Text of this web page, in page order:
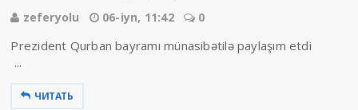
zeferyolu 06-iyn, 11:42 0
Prezident Qurban bayramı münasibətilə paylaşım etdi
...
ЧИТАТЬ